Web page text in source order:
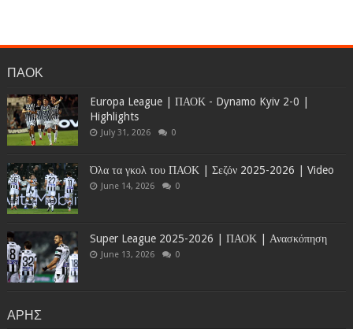
ΠΑΟΚ
Europa League | ΠΑΟΚ - Dynamo Kyiv 2-0 |
Highlights
July 31, 2026 0
Όλα τα γκολ του ΠΑΟΚ | Σεζόν 2025-2026 | Video
June 14, 2026 0
Super League 2025-2026 | ΠΑΟΚ | Ανασκόπηση
June 13, 2026 0
ΑΡΗΣ